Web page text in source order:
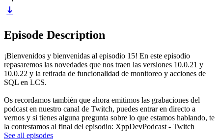
Episode Description
¡Bienvenidos y bienvenidas al episodio 15! En este episodio
repasaremos las novedades que nos traen las versiones 10.0.21 y
10.0.22 y la retirada de funcionalidad de monitoreo y acciones de
SQL en LCS.
Os recordamos también que ahora emitimos las grabaciones del
podcast en nuestro canal de Twitch, puedes entrar en directo a
vernos y si tienes alguna pregunta sobre lo que estamos hablando, te
la contestamos al final del episodio: XppDevPodcast - Twitch
See all episodes